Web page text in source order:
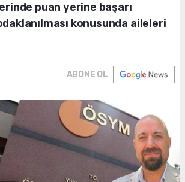
puan yerine başarı
konusunda aileleri
ABONE OL